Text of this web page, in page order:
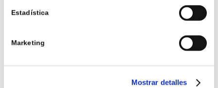
Estadística
Marketing
Mostrar detalles
Lessen twee of meer personen 60 min – € 30 p/p
Lessen twee of meer personen 90 min – € 40 p/p
*Prijs is inclusief ballen, clubs en driving range